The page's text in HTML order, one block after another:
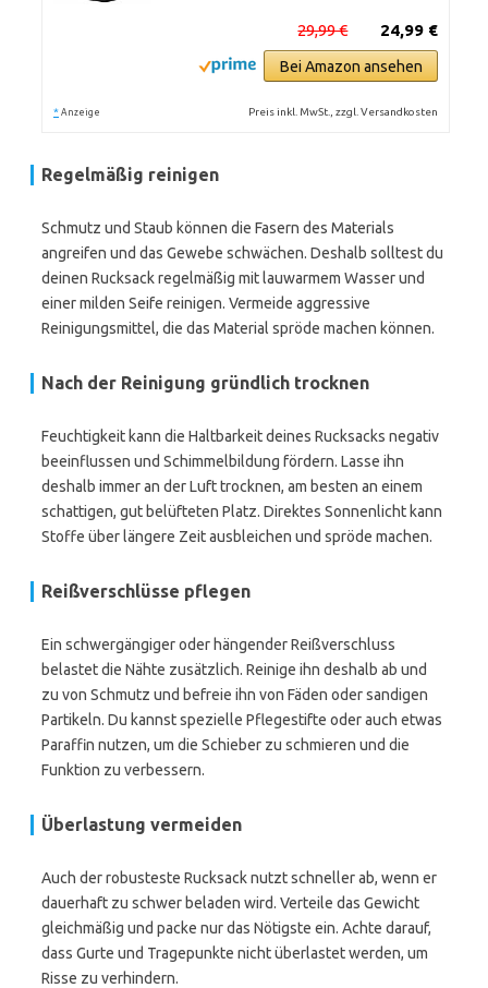
24,99 €
29,99 €
Bei Amazon ansehen
* Anzeige Preis inkl. MwSt., zzgl. Versandkosten
Regelmäßig reinigen
Schmutz und Staub können die Fasern des Materials
angreifen und das Gewebe schwächen. Deshalb solltest du
deinen Rucksack regelmäßig mit lauwarmem Wasser und
einer milden Seife reinigen. Vermeide aggressive
Reinigungsmittel, die das Material spröde machen können.
Nach der Reinigung gründlich trocknen
Feuchtigkeit kann die Haltbarkeit deines Rucksacks negativ
beeinflussen und Schimmelbildung fördern. Lasse ihn
deshalb immer an der Luft trocknen, am besten an einem
schattigen, gut belüfteten Platz. Direktes Sonnenlicht kann
Stoffe über längere Zeit ausbleichen und spröde machen.
Reißverschlüsse pflegen
Ein schwergängiger oder hängender Reißverschluss
belastet die Nähte zusätzlich. Reinige ihn deshalb ab und
zu von Schmutz und befreie ihn von Fäden oder sandigen
Partikeln. Du kannst spezielle Pflegestifte oder auch etwas
Paraffin nutzen, um die Schieber zu schmieren und die
Funktion zu verbessern.
Überlastung vermeiden
Auch der robusteste Rucksack nutzt schneller ab, wenn er
dauerhaft zu schwer beladen wird. Verteile das Gewicht
gleichmäßig und packe nur das Nötigste ein. Achte darauf,
dass Gurte und Tragepunkte nicht überlastet werden, um
Risse zu verhindern.